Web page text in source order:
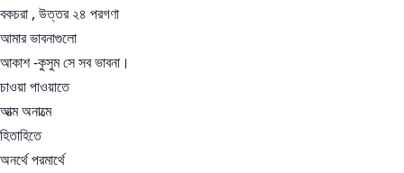
বকচরা , উত্তর ২৪ পরগণা
আমার ভাবনাগুলো
আকাশ -কুসুম সে সব ভাবনা।
চাওয়া পাওয়াতে
আত্ম অনাত্মে
হিতাহিতে
অনর্থে পরমার্থে